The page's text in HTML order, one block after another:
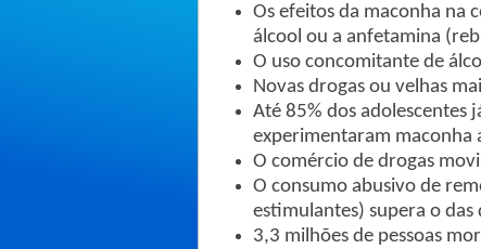
Os efeitos da maconha na
álcool ou a anfetamina
O uso concomitante de
Novas drogas ou velhas
Até 85% dos adolescentes
experimentaram maconha
O comércio de drogas
O consumo abusivo de
estimulantes) supera o das
3,3 milhões de pessoas